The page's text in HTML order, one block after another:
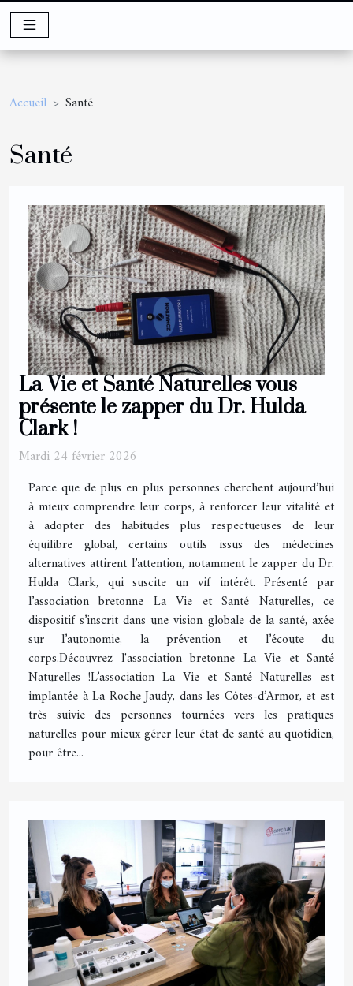
Accueil Santé
Santé
La Vie et Santé Naturelles vous
présente le zapper du Dr. Hulda
Clark !
Mardi 24 février 2026
Parce que de plus en plus personnes cherchent aujourd’hui
à mieux comprendre leur corps, à renforcer leur vitalité et
à adopter des habitudes plus respectueuses de leur
équilibre global, certains outils issus des médecines
alternatives attirent l’attention, notamment le zapper du Dr.
Hulda Clark, qui suscite un vif intérêt. Présenté par
l’association bretonne La Vie et Santé Naturelles, ce
dispositif s’inscrit dans une vision globale de la santé, axée
sur l’autonomie, la prévention et l’écoute du
corps.Découvrez l'association bretonne La Vie et Santé
Naturelles !L’association La Vie et Santé Naturelles est
implantée à La Roche Jaudy, dans les Côtes-d’Armor, et est
très suivie des personnes tournées vers les pratiques
naturelles pour mieux gérer leur état de santé au quotidien,
pour être...